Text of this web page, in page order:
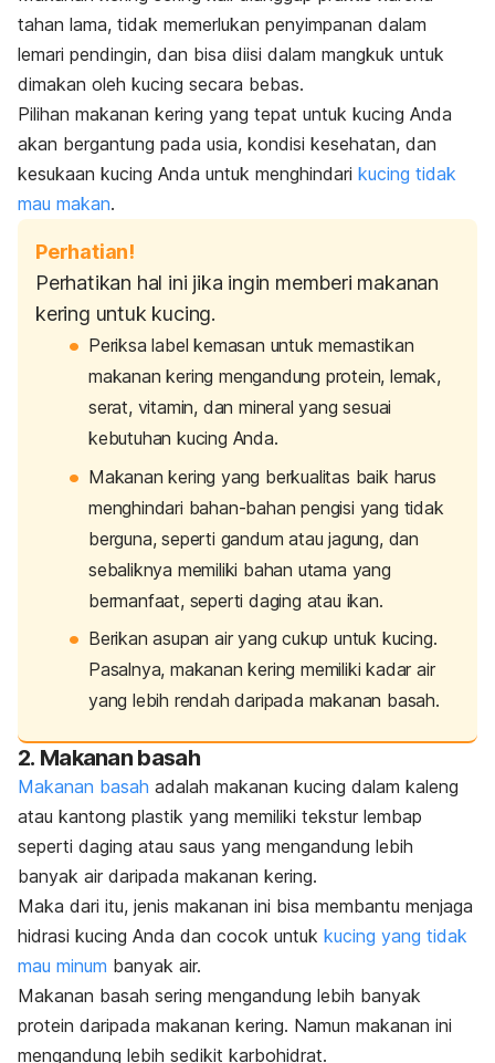
tahan lama, tidak memerlukan penyimpanan dalam
lemari pendingin, dan bisa diisi dalam mangkuk untuk
dimakan oleh kucing secara bebas.
Pilihan makanan kering yang tepat untuk kucing Anda
akan bergantung pada usia, kondisi kesehatan, dan
kesukaan kucing Anda untuk menghindari kucing tidak
mau makan.
Perhatian!
Perhatikan hal ini jika ingin memberi makanan
kering untuk kucing.
Periksa label kemasan untuk memastikan
makanan kering mengandung protein, lemak,
serat, vitamin, dan mineral yang sesuai
kebutuhan kucing Anda.
Makanan kering yang berkualitas baik harus
menghindari bahan-bahan pengisi yang tidak
berguna, seperti gandum atau jagung, dan
sebaliknya memiliki bahan utama yang
bermanfaat, seperti daging atau ikan.
Berikan asupan air yang cukup untuk kucing.
Pasalnya, makanan kering memiliki kadar air
yang lebih rendah daripada makanan basah.
2. Makanan basah
Makanan basah adalah makanan kucing dalam kaleng
atau kantong plastik yang memiliki tekstur lembap
seperti daging atau saus yang mengandung lebih
banyak air daripada makanan kering.
Maka dari itu, jenis makanan ini bisa membantu menjaga
hidrasi kucing Anda dan cocok untuk kucing yang tidak
mau minum banyak air.
Makanan basah sering mengandung lebih banyak
protein daripada makanan kering. Namun makanan ini
mengandung lebih sedikit karbohidrat.